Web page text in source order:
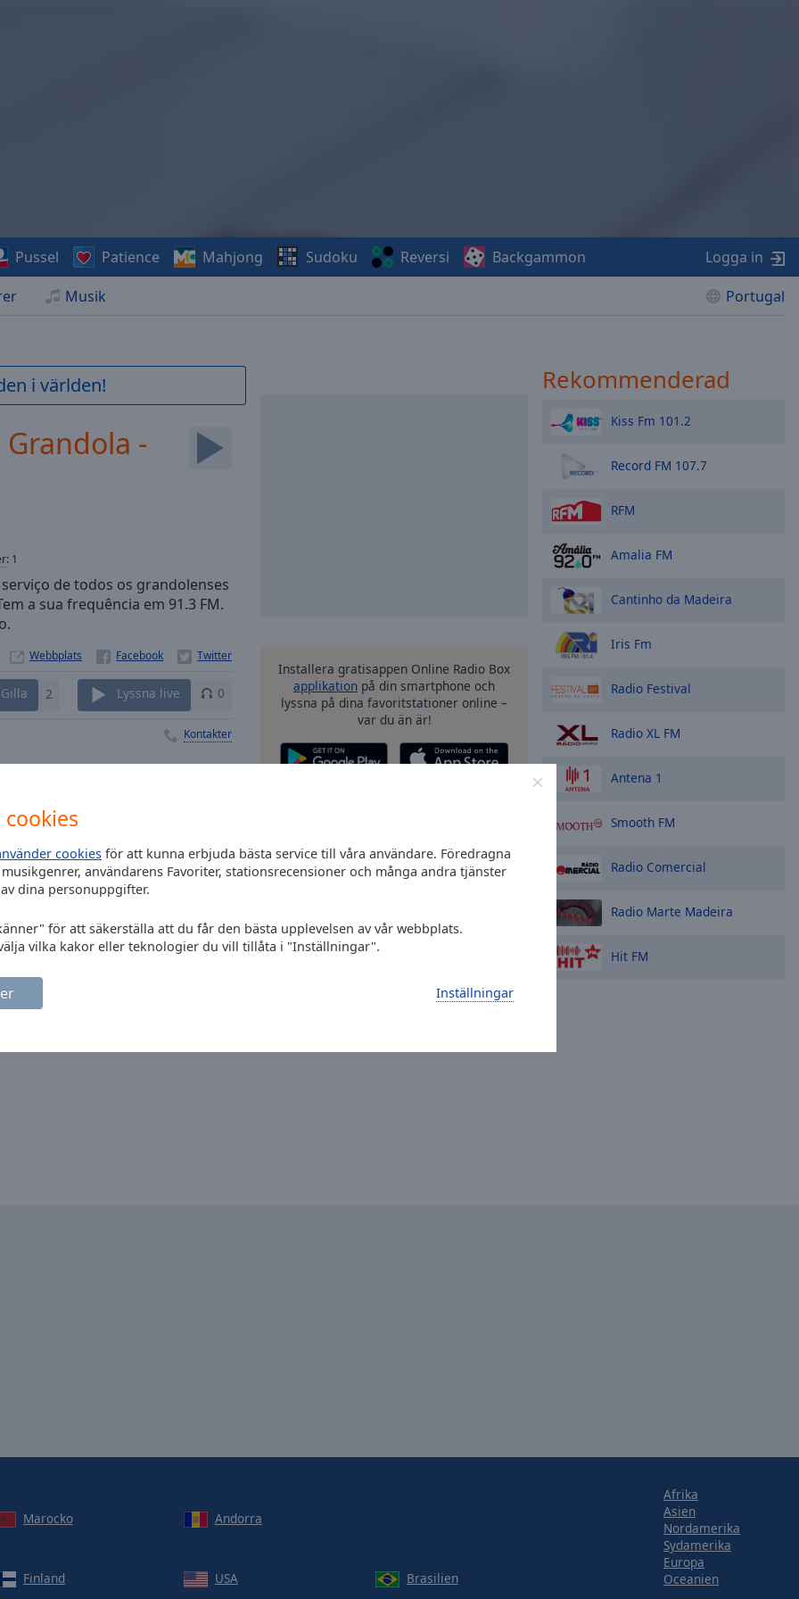
cookies för att kunna erbjuda bästa service till våra användare. Föredragna
användarens Favoriter, stationsrecensioner och många andra tjänster
dina personuppgifter.
för att säkerställa att du får den bästa upplevelsen av vår webbplats.
vilka kakor eller teknologier du vill tillåta i "Inställningar".
Inställningar
Musik Portugal
Pussel Patience Mahjong Sudoku Reversi Backgammon Logga in
i världen!
-
: 1
de todos os grandolenses
a sua frequência em 91.3 FM.
Webbplats
Gilla 2 Lyssna live 0
Kontakter
Installera gratisappen Online Radio Box
applikation på din smartphone och
lyssna på dina favoritstationer online –
var du än är!
Rekommenderad
Kiss Fm 101.2
Record FM 107.7
RFM
Amalia FM
Cantinho da Madeira
Iris Fm
Radio Festival
Radio XL FM
Antena 1
Smooth FM
Radio Comercial
Radio Marte Madeira
Hit FM
Marocko Andorra
Finland USA Brasilien
Afrika
Asien
Nordamerika
Sydamerika
Europa
Oceanien